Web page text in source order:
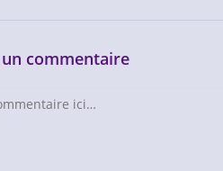
commentaire